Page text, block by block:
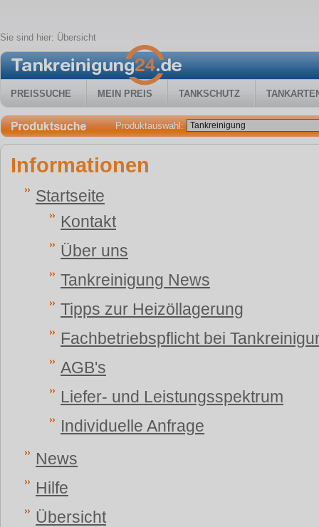
Sie sind hier: Übersicht
PREISSUCHE MEIN PREIS TANKSCHUTZ
Produktauswahl:
Informationen
Startseite
Kontakt
Über uns
Tankreinigung News
Tipps zur Heizöllagerung
Fachbetriebspflicht bei
AGB's
Liefer- und Leistungsspektrum
Individuelle Anfrage
News
Hilfe
Übersicht